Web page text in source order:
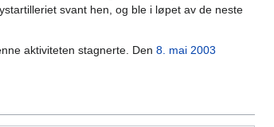
svant hen, og ble i løpet av de neste
aktiviteten stagnerte. Den 8. mai 2003